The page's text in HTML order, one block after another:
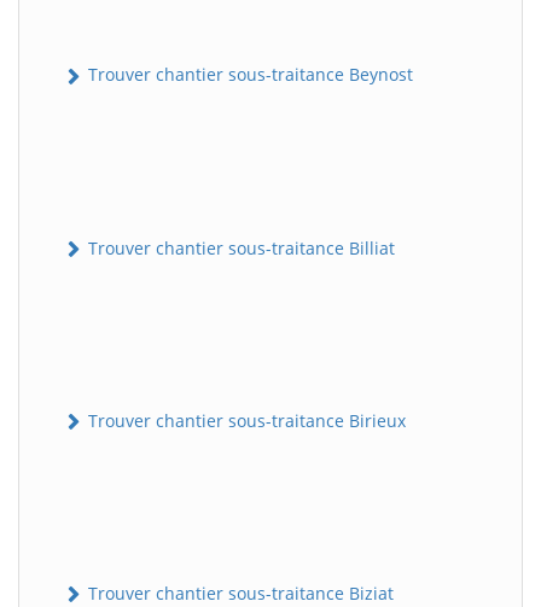
Trouver chantier sous-traitance Beynost
Trouver chantier sous-traitance Billiat
Trouver chantier sous-traitance Birieux
Trouver chantier sous-traitance Biziat